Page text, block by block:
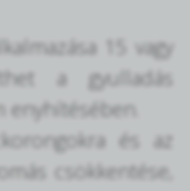
15 vagy
a gyulladás
enyhítésében.
és az
csökkentése,